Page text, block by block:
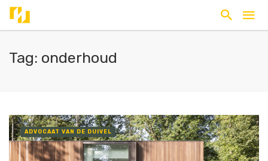
Tag: onderhoud
ADVOCAAT VAN DE DUIVEL